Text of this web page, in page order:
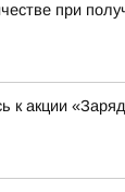
при
к акции